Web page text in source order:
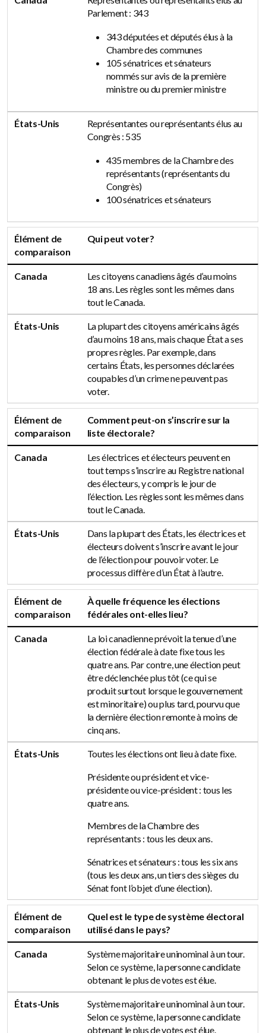
Parlement : 343
343 députées et députés élus à la
Chambre des communes
105 sénatrices et sénateurs
nommés sur avis de la première
ministre ou du premier ministre
États-Unis
Représentantes ou représentants élus au
Congrès : 535
435 membres de la Chambre des
représentants (représentants du
Congrès)
100 sénatrices et sénateurs
Élément de
comparaison
Qui peut voter?
Canada
Les citoyens canadiens âgés d’au moins
18 ans. Les règles sont les mêmes dans
tout le Canada.
États-Unis
La plupart des citoyens américains âgés
d’au moins 18 ans, mais chaque État a ses
propres règles. Par exemple, dans
certains États, les personnes déclarées
coupables d’un crime ne peuvent pas
voter.
Élément de
comparaison
Comment peut-on s’inscrire sur la
liste électorale?
Canada
Les électrices et électeurs peuvent en
tout temps s’inscrire au Registre national
des électeurs, y compris le jour de
l’élection. Les règles sont les mêmes dans
tout le Canada.
États-Unis
Dans la plupart des États, les électrices et
électeurs doivent s’inscrire avant le jour
de l’élection pour pouvoir voter. Le
processus diffère d’un État à l’autre.
Élément de
comparaison
À quelle fréquence les élections
fédérales ont-elles lieu?
Canada
La loi canadienne prévoit la tenue d’une
élection fédérale à date fixe tous les
quatre ans. Par contre, une élection peut
être déclenchée plus tôt (ce qui se
produit surtout lorsque le gouvernement
est minoritaire) ou plus tard, pourvu que
la dernière élection remonte à moins de
cinq ans.
États-Unis Toutes les élections ont lieu à date fixe.
Présidente ou président et vice-
présidente ou vice-président : tous les
quatre ans.
Membres de la Chambre des
représentants : tous les deux ans.
Sénatrices et sénateurs : tous les six ans
(tous les deux ans, un tiers des sièges du
Sénat font l’objet d’une élection).
Élément de
comparaison
Quel est le type de système électoral
utilisé dans le pays?
Canada
Système majoritaire uninominal à un tour.
Selon ce système, la personne candidate
obtenant le plus de votes est élue.
États-Unis
Système majoritaire uninominal à un tour.
Selon ce système, la personne candidate
obtenant le plus de votes est élue.